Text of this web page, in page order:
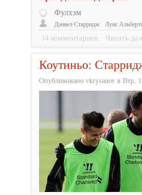
Фулхэм
Дэниел Старридж Луис
14 комментариев Читать
Коутиньо:
Опубликовано vkrysanov в Втр,